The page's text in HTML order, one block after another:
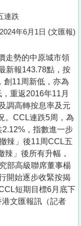
連跌
2024年6月1日 (文匯報)
走勢的中原城市領
新報143.78點，按
創11周新低，亦為
重返2016年11月
調高轉按息率及元
。CCL連跌5周，為
，指數進一步
辣」後11周CCL五
辣」後所有升幅，
部高級聯席董事楊
開始逐步收緊按揭
短期目標6月底下
文匯報訊（記者